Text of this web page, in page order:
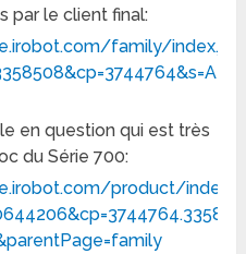
par le client final:
family/
en question qui est très
du Série 700:
product/